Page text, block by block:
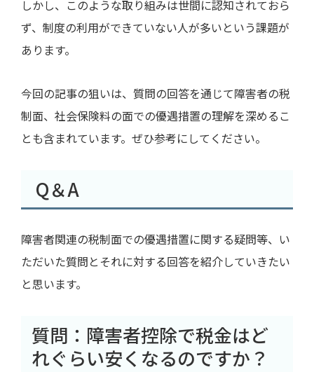
しかし、このような取り組みは世間に認知されておら
ず、制度の利用ができていない人が多いという課題が
あります。
今回の記事の狙いは、質問の回答を通じて障害者の税
制面、社会保険料の面での優遇措置の理解を深めるこ
とも含まれています。ぜひ参考にしてください。
Q＆A
障害者関連の税制面での優遇措置に関する疑問等、い
ただいた質問とそれに対する回答を紹介していきたい
と思います。
質問：障害者控除で税金はど
れぐらい安くなるのですか？